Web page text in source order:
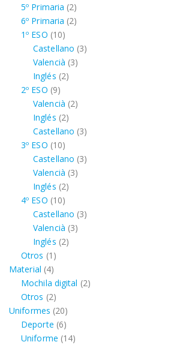
productos
5º Primaria 22
productos
6º Primaria 22
1º ESO 1010
productos
Castellano 33
Valencià 33
Inglés 22
2º ESO 99
productos
Valencià 22
Inglés 22
productos
Castellano 33
3º ESO 1010
productos
Castellano 33
Valencià 33
Inglés 22
4º ESO 1010
productos
Castellano 33
Valencià 33
Inglés 22
Otros 1 1
producto
Material 44
productos
Mochila digital 22
Otros 22
productos
Uniformes 2020
productos
Deporte 66
productos
Uniforme 1414